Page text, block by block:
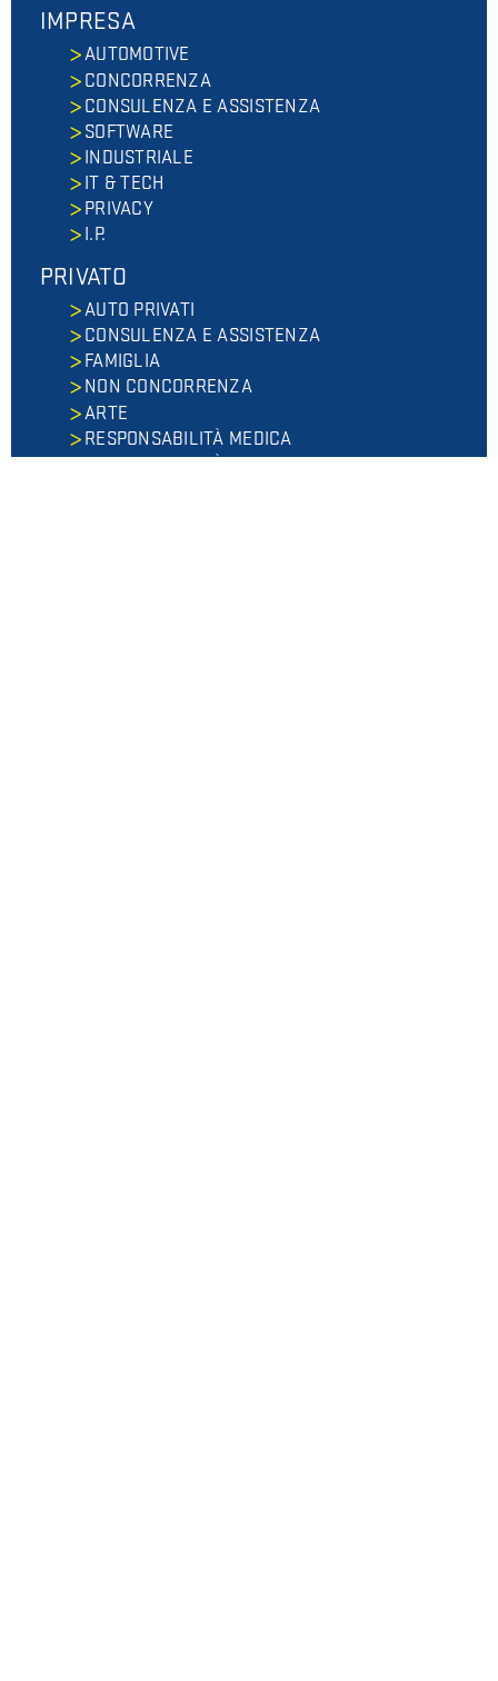
IMPRESA
AUTOMOTIVE
CONCORRENZA
CONSULENZA E ASSISTENZA
SOFTWARE
INDUSTRIALE
IT & TECH
PRIVACY
I.P.
PRIVATO
AUTO PRIVATI
CONSULENZA E ASSISTENZA
FAMIGLIA
NON CONCORRENZA
ARTE
RESPONSABILITÀ MEDICA
RESPONSABILITÀ AVVOCATO